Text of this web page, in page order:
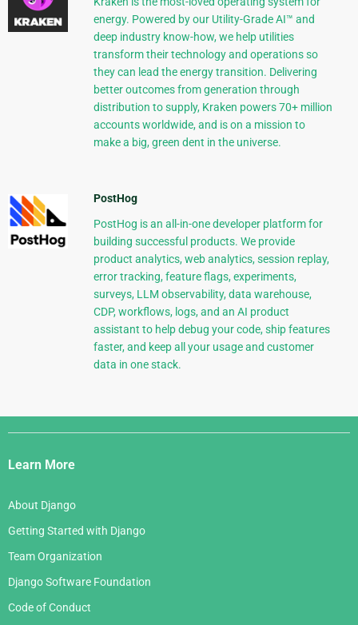
energy. Powered by our Utility-Grade AI™ and
deep industry know-how, we help utilities
transform their technology and operations so
they can lead the energy transition. Delivering
better outcomes from generation through
distribution to supply, Kraken powers 70+ million
accounts worldwide, and is on a mission to
make a big, green dent in the universe.
PostHog
PostHog is an all-in-one developer platform for
building successful products. We provide
product analytics, web analytics, session replay,
error tracking, feature flags, experiments,
surveys, LLM observability, data warehouse,
CDP, workflows, logs, and an AI product
assistant to help debug your code, ship features
faster, and keep all your usage and customer
data in one stack.
Django
Links
Learn More
About Django
Getting Started with Django
Team Organization
Django Software Foundation
Code of Conduct